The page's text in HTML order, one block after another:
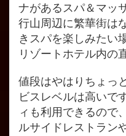
ナがあるスパ＆マッ
行山周辺に繁華街は
きスパを楽しみたい
リゾートホテル内の
値段はやはりちょっ
ビスレベルは高いで
ィも利用できるので
ルサイドレストラン